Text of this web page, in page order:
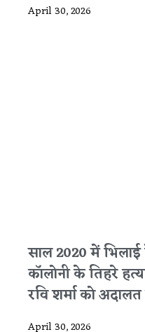
April 30, 2026
साल 2020 में
कॉलोनी के तिहरे
रवि शर्मा को
April 30, 2026